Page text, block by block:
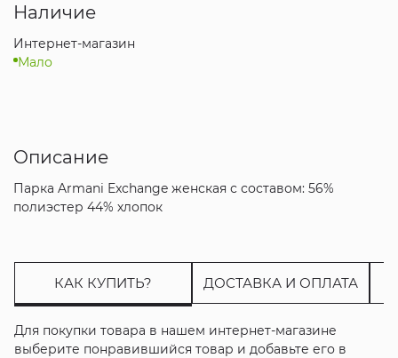
Наличие
Интернет-магазин
Мало
Описание
Парка Armani Exchange женская с составом: 56%
полиэстер 44% хлопок
КАК КУПИТЬ? ДОСТАВКА И ОПЛАТА
Для покупки товара в нашем интернет-магазине
выберите понравившийся товар и добавьте его в